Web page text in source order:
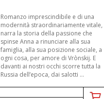
Romanzo imprescindibile e di una
modernità straordinariamente vitale,
narra la storia della passione che
spinse Anna a rinunciare alla sua
famiglia, alla sua posizione sociale, a
ogni cosa, per amore di Vrònskij. E
davanti ai nostri occhi scorre tutta la
Russia dell’epoca, dai salotti ...